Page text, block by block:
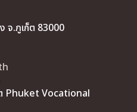
จ.ภูเก็ต 83000
Phuket Vocational